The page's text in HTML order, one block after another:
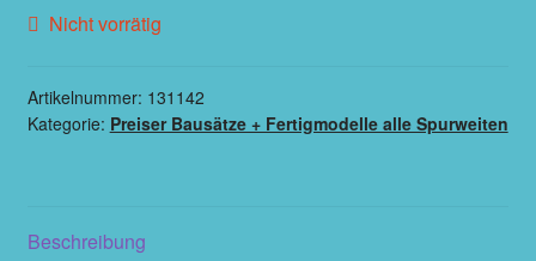
Nicht vorrätig
Artikelnummer: 131142
Kategorie: Preiser Bausätze + Fertigmodelle alle Spurweiten
Beschreibung